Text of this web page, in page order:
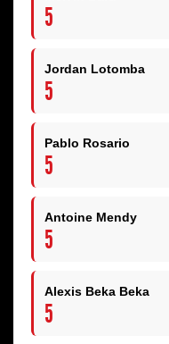
5
Jordan Lotomba
5
Pablo Rosario
5
Antoine Mendy
5
Alexis Beka Beka
5